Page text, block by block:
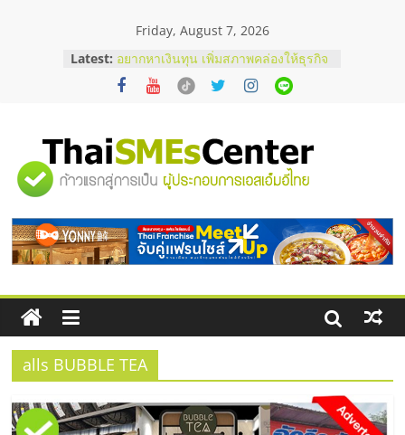
Friday, August 7, 2026
Latest:
บริษัท Cybersecurity ในไทยที่ไหนดี?
วิธีเลือกผู้ให้บริการให้คุ้มค่าและตอบ
โจทย์ธุรกิจ
อยากหาเงินทุน เพิ่มสภาพคล่องให้ธุรกิจ
บริการน้ำมัน Shell
สัมมนาลงทุน แฟรนไชส์ยอนนี่
ThaiFranchise Meet Up จับคู่แฟรน
ร้านเครื่องเสียงคุณภาพสูง พร้อม
โซลูชันระบบภาพและเสียง
"ศูนย์
รวม
ข้อมูล
ธุรกิจ
SME
alls BUBBLE TEA